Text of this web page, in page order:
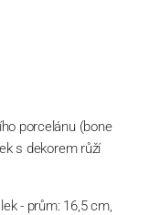
porcelánu (bone
s dekorem růží
- prům: 16,5 cm,